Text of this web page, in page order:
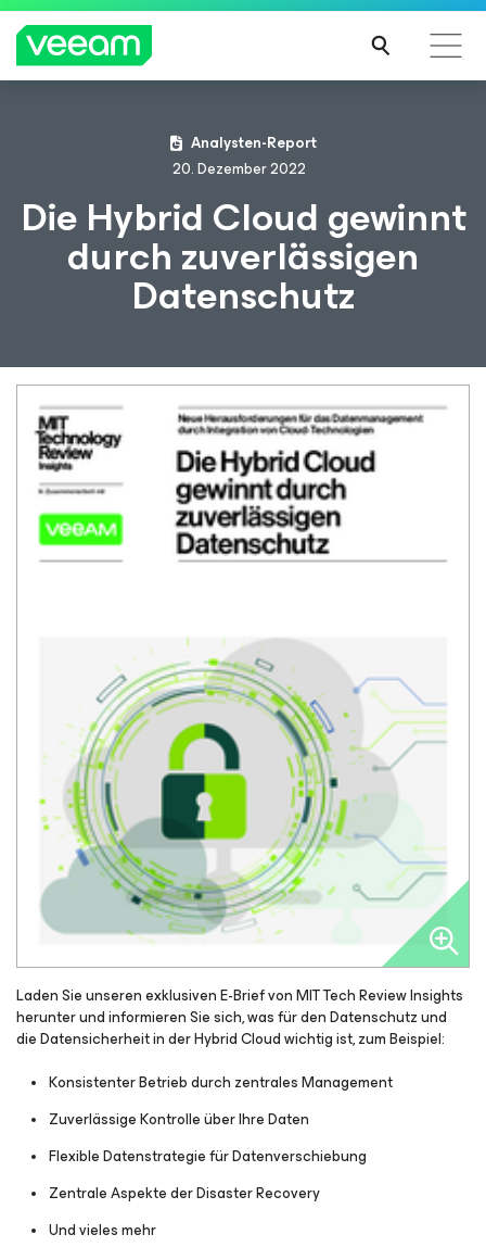
Hinweise von Veeam für Kunden, die vom Content-
Update von CrowdStrike betroffen sind
R
ERFA
Analysten-Report
20. Dezember 2022
Die Hybrid Cloud gewinnt
durch zuverlässigen
Datenschutz
Laden Sie unseren exklusiven E-Brief von MIT Tech Review Insights
herunter und informieren Sie sich, was für den Datenschutz und
die Datensicherheit in der Hybrid Cloud wichtig ist, zum Beispiel:
Konsistenter Betrieb durch zentrales Management
Zuverlässige Kontrolle über Ihre Daten
Flexible Datenstrategie für Datenverschiebung
Zentrale Aspekte der Disaster Recovery
Und vieles mehr